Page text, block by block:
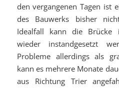
den vergangenen Tagen ist
des Bauwerks bisher
Idealfall kann die Brücke
wieder instandgesetzt
Probleme allerdings als
kann es mehrere Monate
aus Richtung Trier